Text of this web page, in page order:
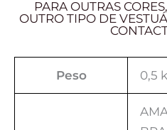
PARA OUTRAS
OUTRO TIPO DE
Peso 0,5